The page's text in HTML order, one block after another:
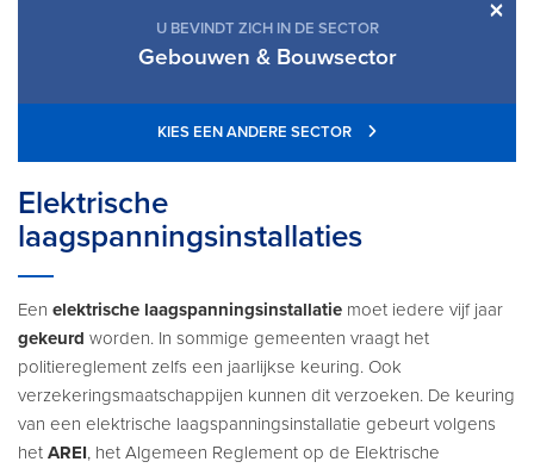
×
U BEVINDT ZICH IN DE SECTOR
Gebouwen & Bouwsector
KIES EEN ANDERE SECTOR
Elektrische
laagspanningsinstallaties
Een elektrische laagspanningsinstallatie moet iedere vijf jaar
gekeurd worden. In sommige gemeenten vraagt het
politiereglement zelfs een jaarlijkse keuring. Ook
verzekeringsmaatschappijen kunnen dit verzoeken. De keuring
van een elektrische laagspanningsinstallatie gebeurt volgens
het AREI, het Algemeen Reglement op de Elektrische